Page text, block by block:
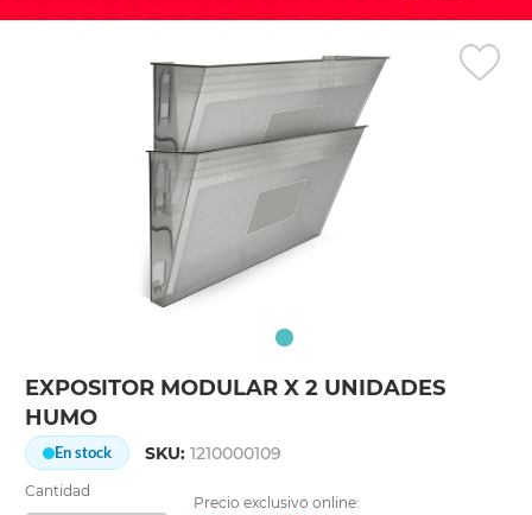
EXPOSITOR MODULAR X 2 UNIDADES
HUMO
En stock SKU:1210000109
Cantidad
Precio exclusivo online: